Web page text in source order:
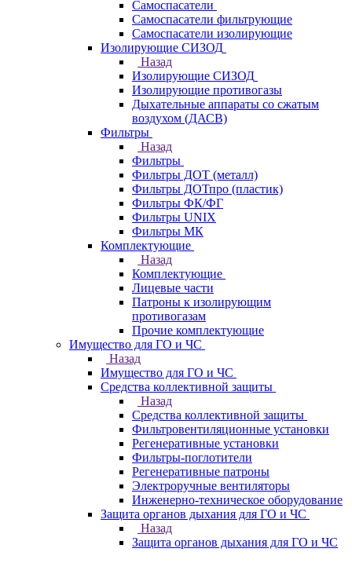
Самоспасатели
Самоспасатели фильтрующие
Самоспасатели изолирующие
Изолирующие СИЗОД
Назад
Изолирующие СИЗОД
Изолирующие противогазы
Дыхательные аппараты со сжатым
воздухом (ДАСВ)
Фильтры
Назад
Фильтры
Фильтры ДОТ (металл)
Фильтры ДОТпро (пластик)
Фильтры ФК/ФГ
Фильтры UNIX
Фильтры МК
Комплектующие
Назад
Комплектующие
Лицевые части
Патроны к изолирующим
противогазам
Прочие комплектующие
Имущество для ГО и ЧС
Назад
Имущество для ГО и ЧС
Средства коллективной защиты
Назад
Средства коллективной защиты
Фильтровентиляционные установки
Регенеративные установки
Фильтры-поглотители
Регенеративные патроны
Электроручные вентиляторы
Инженерно-техническое оборудование
Защита органов дыхания для ГО и ЧС
Назад
Защита органов дыхания для ГО и ЧС